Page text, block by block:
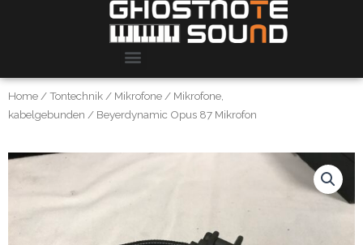
Home /Tontechnik / Mikrofone / Mikrofone,
kabelgebunden / Beyerdynamic Opus 87 Mikrofon